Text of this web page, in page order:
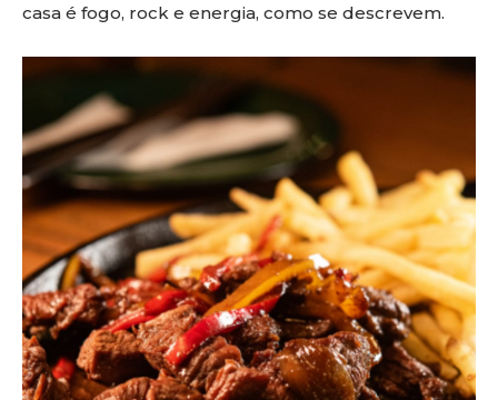
casa é fogo, rock e energia, como se descrevem.